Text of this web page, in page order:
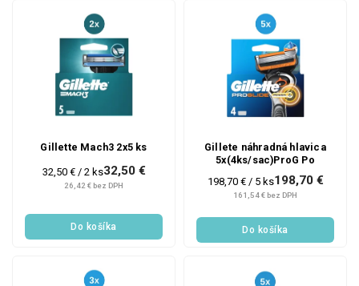
Gillette Mach3 2x5 ks
26,42 € bez DPH
32,50 €
Jednotková
cena:
32,50 € / 2 ks
Do košíka
Gillete náhradná hlavica
5x(4ks/sac)ProG Po
161,54 € bez DPH
198,70 €
Jednotková
198,70 € / 5 ks
Do košíka